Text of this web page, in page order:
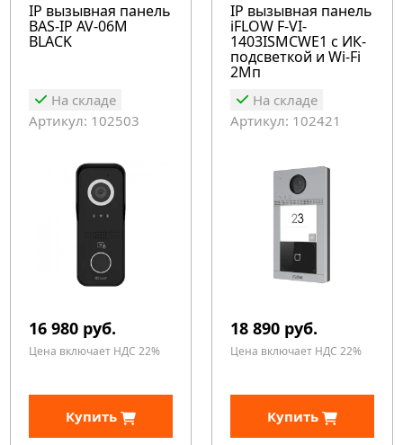
IP вызывная панель
BAS-IP AV-06M
BLACK
На складе
Артикул: 102503
16 980 руб.
Цена включает НДС 22%
Купить
IP вызывная панель
iFLOW F-VI-
1403ISMCWE1 с ИК-
подсветкой и Wi-Fi
2Мп
На складе
Артикул: 102421
18 890 руб.
Цена включает НДС 22%
Купить